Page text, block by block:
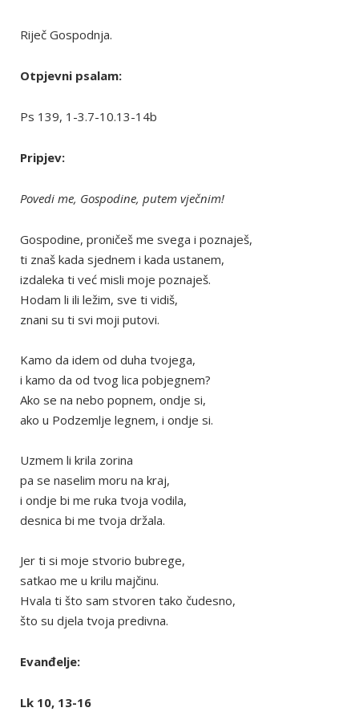
Riječ Gospodnja.
Otpjevni psalam:
Ps 139, 1-3.7-10.13-14b
Pripjev:
Povedi me, Gospodine, putem vječnim!
Gospodine, proničeš me svega i poznaješ,
ti znaš kada sjednem i kada ustanem,
izdaleka ti već misli moje poznaješ.
Hodam li ili ležim, sve ti vidiš,
znani su ti svi moji putovi.
Kamo da idem od duha tvojega,
i kamo da od tvog lica pobjegnem?
Ako se na nebo popnem, ondje si,
ako u Podzemlje legnem, i ondje si.
Uzmem li krila zorina
pa se naselim moru na kraj,
i ondje bi me ruka tvoja vodila,
desnica bi me tvoja držala.
Jer ti si moje stvorio bubrege,
satkao me u krilu majčinu.
Hvala ti što sam stvoren tako čudesno,
što su djela tvoja predivna.
Evanđelje:
Lk 10, 13-16